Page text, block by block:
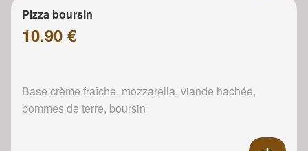
Pizza boursin
10.90 €
Base crème fraîche, mozzarella, viande hachée,
pommes de terre, boursin